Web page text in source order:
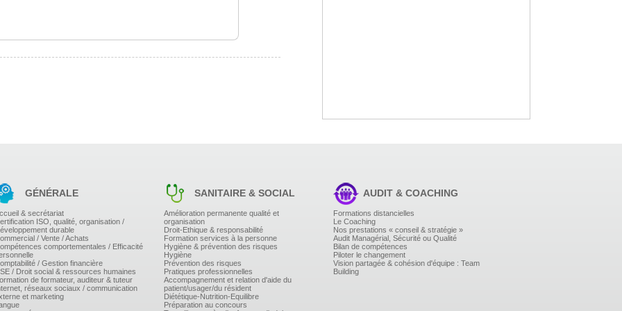
GÉNÉRALE
& secrétariat
ISO, qualité, organisation /
durable
/ Vente / Achats
comportementales / Efficacité
/ Gestion financière
/ Droit social & ressources humaines
de formateur, auditeur & tuteur
réseaux sociaux / communication
et marketing
SANITAIRE & SOCIAL
Amélioration permanente qualité et
organisation
Droit-Ethique & responsabilité
Formation services à la personne
Hygiène & prévention des risques
Hygiène
Prévention des risques
Pratiques professionnelles
Accompagnement et relation d'aide du
patient/usager/du résident
Diététique-Nutrition-Equilibre
Préparation au concours
AUDIT & COACHING
Formations distancielles
Le Coaching
Nos prestations « conseil & stratégie »
Audit Managérial, Sécurité ou Qualité
Bilan de compétences
Piloter le changement
Vision partagée & cohésion d'équipe : Team
Building